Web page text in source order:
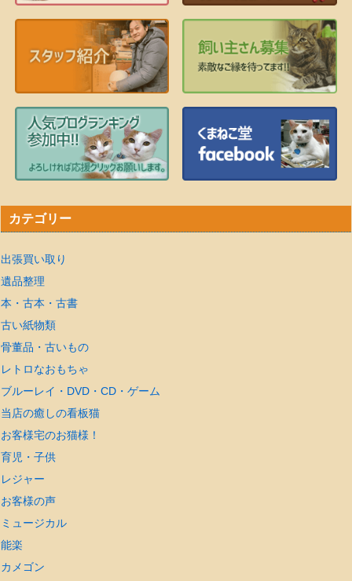
カテゴリー
出張買い取り
遺品整理
本・古本・古書
古い紙物類
骨董品・古いもの
レトロなおもちゃ
ブルーレイ・DVD・CD・ゲーム
当店の癒しの看板猫
お客様宅のお猫様！
育児・子供
レジャー
お客様の声
ミュージカル
能楽
カメゴン